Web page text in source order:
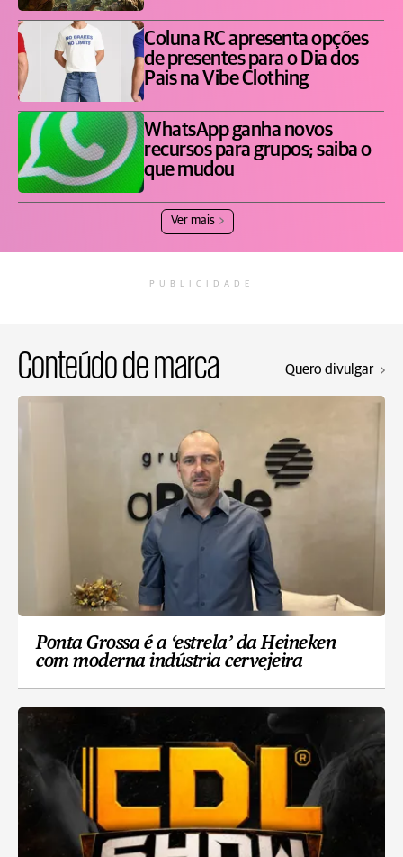
Coluna RC apresenta opções
de presentes para o Dia dos
Pais na Vibe Clothing
WhatsApp ganha novos
recursos para grupos; saiba o
que mudou
Ver mais
PUBLICIDADE
Conteúdo de marca Quero divulgar
Ponta Grossa é a ‘estrela’ da Heineken
com moderna indústria cervejeira